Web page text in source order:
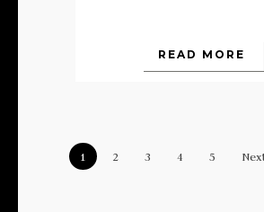
READ MORE
1 2 3 4 5